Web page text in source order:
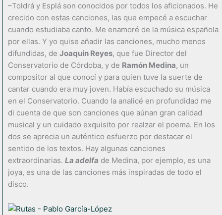
–Toldrá y Esplá son conocidos por todos los aficionados. He
crecido con estas canciones, las que empecé a escuchar
cuando estudiaba canto. Me enamoré de la música española
por ellas. Y yo quise añadir las canciones, mucho menos
difundidas, de Joaquín Reyes, que fue Director del
Conservatorio de Córdoba, y de Ramón Medina, un
compositor al que conocí y para quien tuve la suerte de
cantar cuando era muy joven. Había escuchado su música
en el Conservatorio. Cuando la analicé en profundidad me
di cuenta de que son canciones que aúnan gran calidad
musical y un cuidado exquisito por realzar el poema. En los
dos se aprecia un auténtico esfuerzo por destacar el
sentido de los textos. Hay algunas canciones
extraordinarias. La adelfa de Medina, por ejemplo, es una
joya, es una de las canciones más inspiradas de todo el
disco.